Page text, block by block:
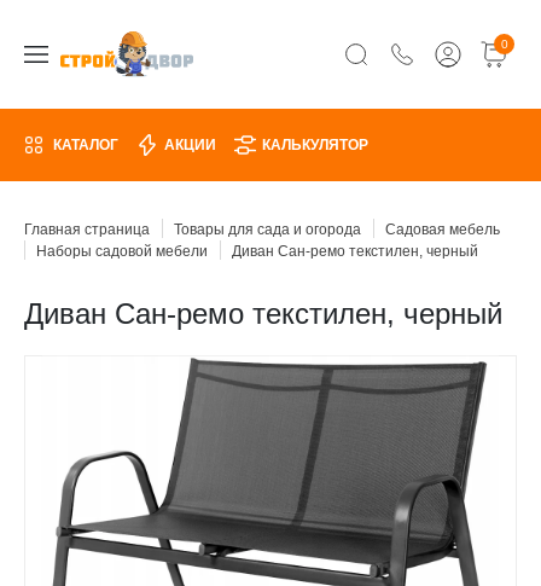
0
КАТАЛОГ АКЦИИ КАЛЬКУЛЯТОР
Главная страница Товары для сада и огорода
Садовая мебель
Наборы садовой мебели
Диван Сан-ремо текстилен, черный
Диван Сан-ремо текстилен, черный